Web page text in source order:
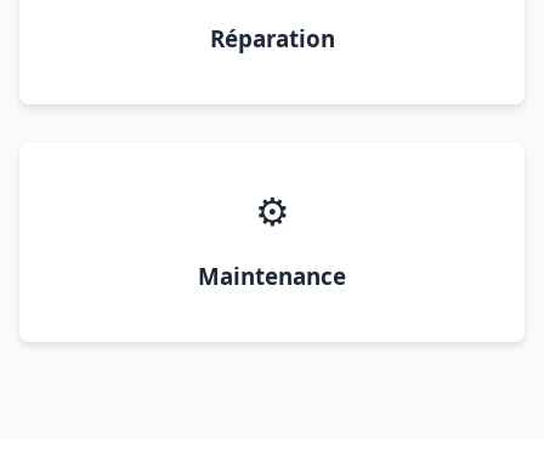
Réparation
⚙️
Maintenance